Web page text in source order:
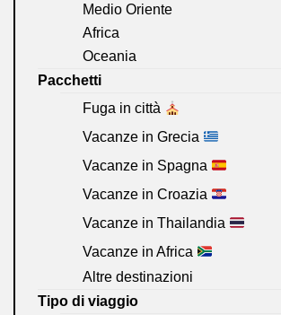
Medio Oriente
Africa
Oceania
Pacchetti
Fuga in città
Vacanze in Grecia
Vacanze in Spagna
Vacanze in Croazia
Vacanze in Thailandia
Vacanze in Africa
Altre destinazioni
Tipo di viaggio